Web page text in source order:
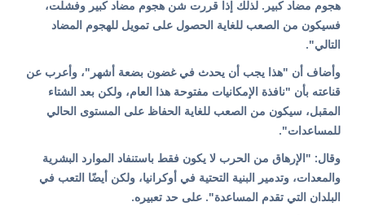
هجوم مضاد كبير. لذلك إذا قررت شن هجوم مضاد كبير وفشلت،
فسيكون من الصعب للغاية الحصول على تمويل للهجوم المضاد
التالي".
وأضاف أن "هذا يجب أن يحدث في غضون بضعة أشهر"، وأعرب عن
قناعته بأن "نافذة الإمكانيات مفتوحة هذا العام، ولكن بعد الشتاء
المقبل، سيكون من الصعب للغاية الحفاظ على المستوى الحالي
للمساعدات".
وقال: "الإرهاق من الحرب لا يكون فقط باستنفاد الموارد البشرية
والمعدات، وتدمير البنية التحتية في أوكرانيا، ولكن أيضًا التعب في
البلدان التي تقدم المساعدة". على حد تعبيره.